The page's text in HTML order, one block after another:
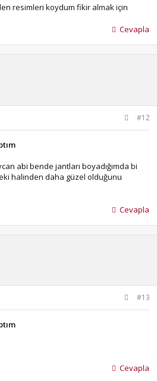
resimleri koydum fikir almak için
Cevapla
#12
abi bende jantları boyadığımda bi
halinden daha güzel olduğunu
Cevapla
#13
Cevapla